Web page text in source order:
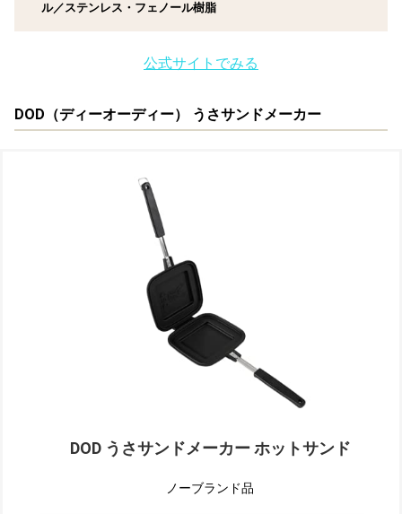
ル／ステンレス・フェノール樹脂
公式サイトでみる
DOD（ディーオーディー） うさサンドメーカー
DOD うさサンドメーカー ホットサンド
ノーブランド品